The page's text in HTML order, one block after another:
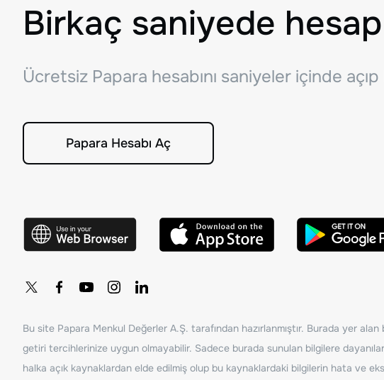
Birkaç saniyede
Ücretsiz Papara hesabını saniyeler içinde
Papara Hesabı Aç
Bu site Papara Menkul Değerler A.Ş. tarafından hazırlanmıştır. Burada yer
getiri tercihlerinize uygun olmayabilir. Sadece burada sunulan bilgilere
halka açık kaynaklardan elde edilmiş olup bu kaynaklardaki bilgilerin hata ve